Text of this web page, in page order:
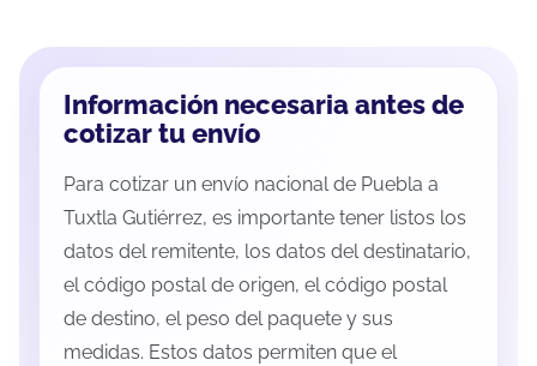
Información necesaria antes de
cotizar tu envío
Para cotizar un envío nacional de Puebla a
Tuxtla Gutiérrez, es importante tener listos los
datos del remitente, los datos del destinatario,
el código postal de origen, el código postal
de destino, el peso del paquete y sus
medidas. Estos datos permiten que el